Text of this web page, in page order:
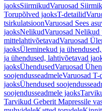
jaoksSiirmikudVaruosad
Torupõlved jaoksT-detailid
tsirkulatsioonVaruosad Sees
jaoksNelikudVaruosad Nelikud
mittelahtivõetavadVaruosad
jaoksÜleminekud ja
ja ühendused, lahtivõetavad
jaoksÜhendusedVaruosad
soojendusseadmeleVaruosad T-
jaoksÜhendused
soojendusseadmele jaoks
Tarvikud Geberit Mapressile